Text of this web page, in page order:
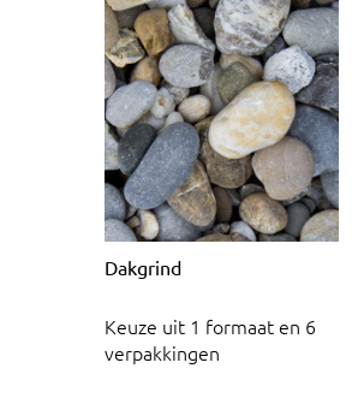
Dakgrind
Keuze uit 1 formaat en 6
verpakkingen